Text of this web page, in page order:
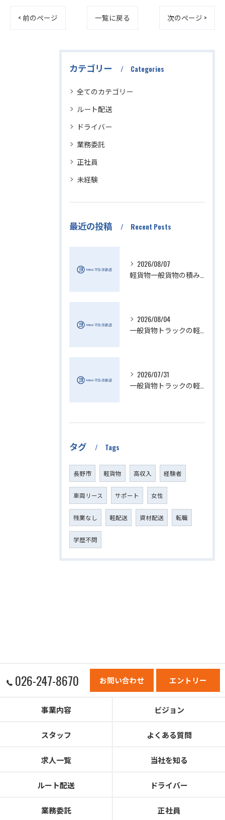
< 前のページ 一覧に戻る 次のページ >
カテゴリー Categories
全てのカテゴリー
ルート配送
ドライバー
業務委託
正社員
未経験
最近の投稿 Recent Posts
2026/08/07
2026/08/04
2026/07/31
タグ Tags
長野市 軽貨物 高収入 経験者
車両リース サポート 女性
残業なし 軽配送 資材配送 転職
学歴不問
026-247-8670 お問い合わせ エントリー
事業内容 ビジョン
スタッフ よくある質問
求人一覧 当社を知る
ルート配送 ドライバー
業務委託 正社員